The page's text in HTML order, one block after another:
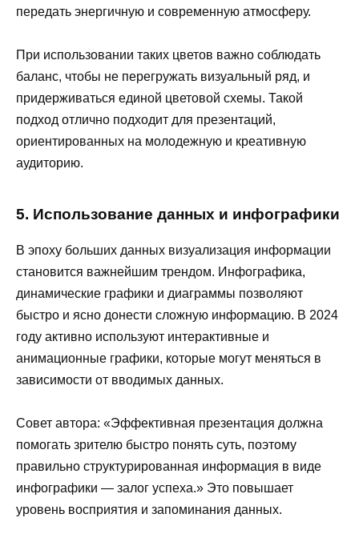
передать энергичную и современную атмосферу.
При использовании таких цветов важно соблюдать
баланс, чтобы не перегружать визуальный ряд, и
придерживаться единой цветовой схемы. Такой
подход отлично подходит для презентаций,
ориентированных на молодежную и креативную
аудиторию.
5. Использование данных и инфографики
В эпоху больших данных визуализация информации
становится важнейшим трендом. Инфографика,
динамические графики и диаграммы позволяют
быстро и ясно донести сложную информацию. В 2024
году активно используют интерактивные и
анимационные графики, которые могут меняться в
зависимости от вводимых данных.
Совет автора: «Эффективная презентация должна
помогать зрителю быстро понять суть, поэтому
правильно структурированная информация в виде
инфографики — залог успеха.» Это повышает
уровень восприятия и запоминания данных.